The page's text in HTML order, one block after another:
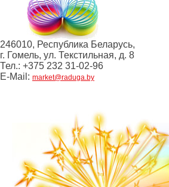
246010, Республика Беларусь,
г. Гомель, ул. Текстильная, д. 8
Тел.: +375 232 31-02-96
E-Mail: market@raduga.by